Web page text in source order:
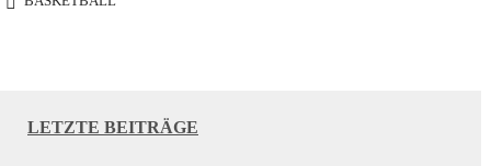
LETZTE BEITRÄGE